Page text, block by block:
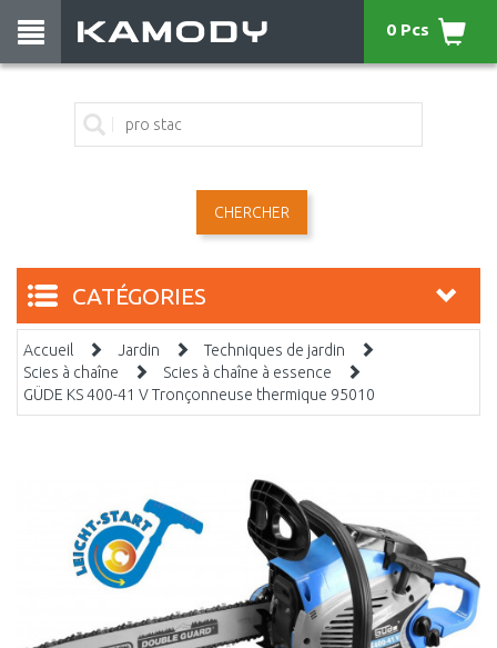
CHERCHER
0 Pcs
CATÉGORIES
Accueil Jardin
Techniques de jardin
Scies à chaîne
Scies à chaîne à essence
GÜDE KS 400-41 V Tronçonneuse thermique 95010